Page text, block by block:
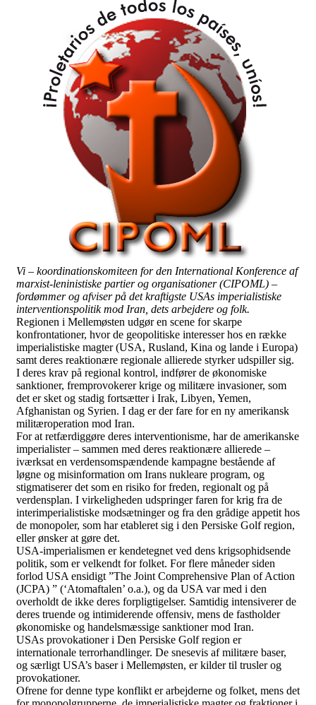
Vi – koordinationskomiteen for den International Konference af
marxist-leninistiske partier og organisationer (CIPOML) –
fordømmer og afviser på det kraftigste USAs imperialistiske
interventionspolitik mod Iran, dets arbejdere og folk.
Regionen i Mellemøsten udgør en scene for skarpe
konfrontationer, hvor de geopolitiske interesser hos en række
imperialistiske magter (USA, Rusland, Kina og lande i Europa)
samt deres reaktionære regionale allierede styrker udspiller sig.
I deres krav på regional kontrol, indfører de økonomiske
sanktioner, fremprovokerer krige og militære invasioner, som
det er sket og stadig fortsætter i Irak, Libyen, Yemen,
Afghanistan og Syrien. I dag er der fare for en ny amerikansk
militæroperation mod Iran.
For at retfærdiggøre deres interventionisme, har de amerikanske
imperialister – sammen med deres reaktionære allierede –
iværksat en verdensomspændende kampagne bestående af
løgne og misinformation om Irans nukleare program, og
stigmatiserer det som en risiko for freden, regionalt og på
verdensplan. I virkeligheden udspringer faren for krig fra de
interimperialistiske modsætninger og fra den grådige appetit hos
de monopoler, som har etableret sig i den Persiske Golf region,
eller ønsker at gøre det.
USA-imperialismen er kendetegnet ved dens krigsophidsende
politik, som er velkendt for folket. For flere måneder siden
forlod USA ensidigt ”The Joint Comprehensive Plan of Action
(JCPA) ” (‘Atomaftalen’ o.a.), og da USA var med i den
overholdt de ikke deres forpligtigelser. Samtidig intensiverer de
deres truende og intimiderende offensiv, mens de fastholder
økonomiske og handelsmæssige sanktioner mod Iran.
USAs provokationer i Den Persiske Golf region er
internationale terrorhandlinger. De snesevis af militære baser,
og særligt USA’s baser i Mellemøsten, er kilder til trusler og
provokationer.
Ofrene for denne type konflikt er arbejderne og folket, mens det